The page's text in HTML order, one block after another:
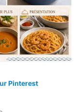
Pinterest